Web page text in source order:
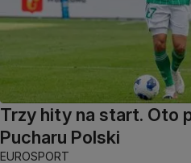
Trzy hity na start. Oto
Pucharu Polski
EUROSPORT